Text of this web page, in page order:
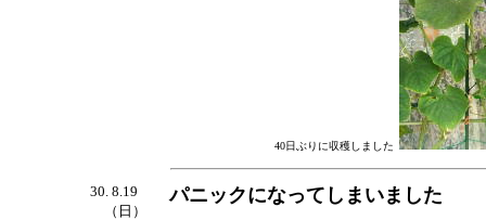
40日ぶりに収穫しました
30. 8.19
（日）
パニックになってしまいました